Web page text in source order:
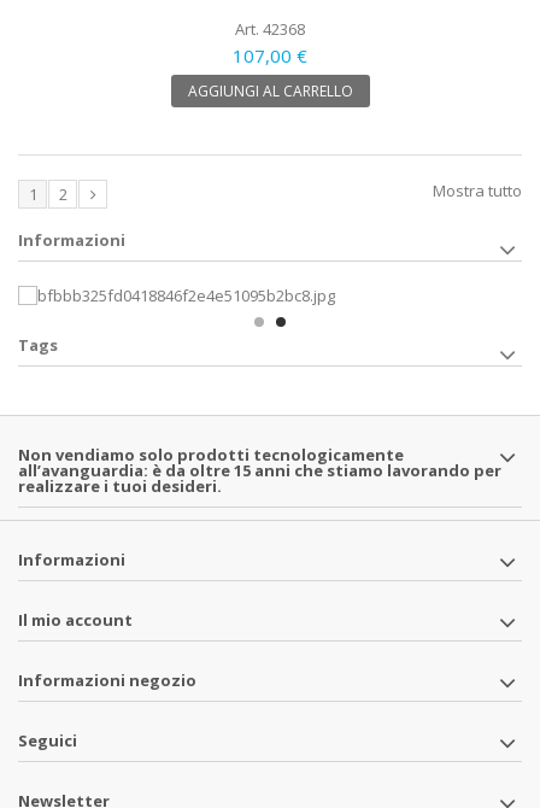
Art. 42368
107,00 €
AGGIUNGI AL CARRELLO
Mostra tutto
1 2
Informazioni
Tags
Non vendiamo solo prodotti tecnologicamente
all’avanguardia: è da oltre 15 anni che stiamo lavorando per
realizzare i tuoi desideri.
Informazioni
Il mio account
Informazioni negozio
Seguici
Newsletter